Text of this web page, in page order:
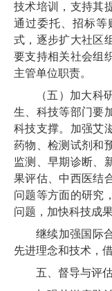
技术培训，支持其
通过委托、招标等
式，逐步扩大社区
要支持相关社会组
主管单位职责。
（五）加大科
生、科技等部门要
科技支撑。加强艾
药物、检测试剂和
监测、早期诊断、
果评估、中西医结
问题等方面的研究
问题，加快科技成果
继续加强国际
先进理念和技术，
五、督导与评